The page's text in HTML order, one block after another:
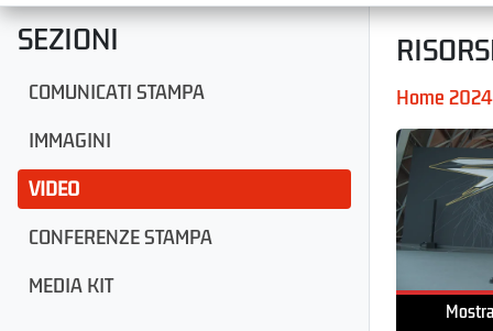
SEZIONI
COMUNICATI STAMPA
IMMAGINI
VIDEO
CONFERENZE STAMPA
MEDIA KIT
Home 2024